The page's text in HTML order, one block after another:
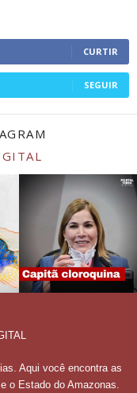
CURTIR
SEGUIR
Aqui você encontra as
o Estado do Amazonas.